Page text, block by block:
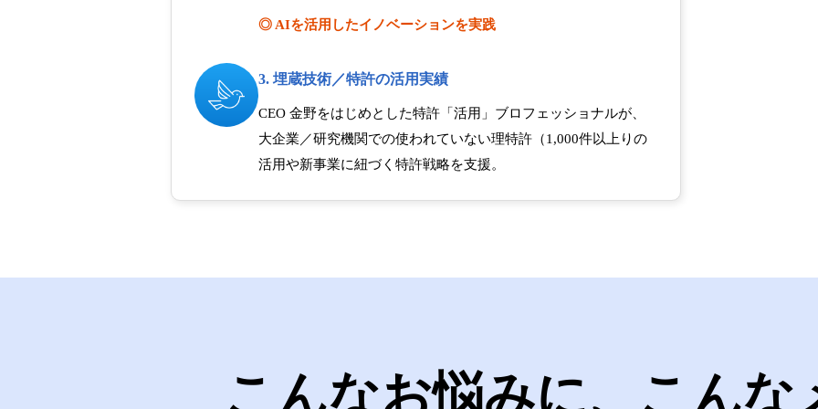
◎ AIを活用したイノベーションを実践
3. 埋蔵技術／特許の活用実績
CEO 金野をはじめとした特許「活用」ブロフェッショナルが、
大企業／研究機関での使われていない理特許（1,000件以上りの
活用や新事業に紐づく特許戦略を支援。
こんなお悩みに、こんな